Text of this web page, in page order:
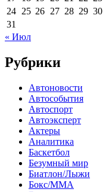
24 25 26 27 28 29 30
31
« Июл
Рубрики
Автоновости
Автособытия
Автоспорт
Автоэксперт
Актеры
Аналитика
Баскетбол
Безумный мир
Биатлон/Лыжи
Бокс/MMA